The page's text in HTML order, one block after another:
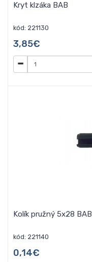
Kryt klzáka BAB
kód: 221130
3,85€
Kolík pružný 5x28 BAB
kód: 221140
0,14€